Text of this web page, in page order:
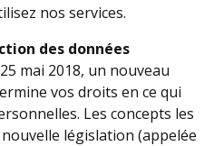
nos services.
des données
mai 2018, un nouveau
vos droits en ce qui
Les concepts les
législation (appelée